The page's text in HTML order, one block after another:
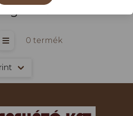
0 termék